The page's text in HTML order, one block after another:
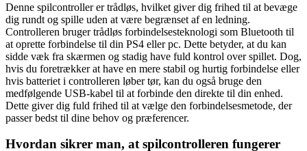
Denne spilcontroller er trådløs, hvilket giver dig frihed til at bevæge
dig rundt og spille uden at være begrænset af en ledning.
Controlleren bruger trådløs forbindelsesteknologi som Bluetooth til
at oprette forbindelse til din PS4 eller pc. Dette betyder, at du kan
sidde væk fra skærmen og stadig have fuld kontrol over spillet. Dog,
hvis du foretrækker at have en mere stabil og hurtig forbindelse eller
hvis batteriet i controlleren løber tør, kan du også bruge den
medfølgende USB-kabel til at forbinde den direkte til din enhed.
Dette giver dig fuld frihed til at vælge den forbindelsesmetode, der
passer bedst til dine behov og præferencer.
Hvordan sikrer man, at spilcontrolleren fungerer